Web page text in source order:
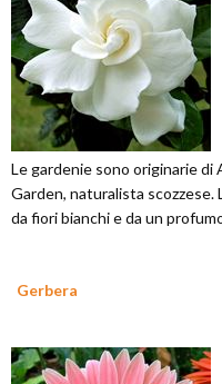
Le gardenie sono originarie di
Garden, naturalista
da fiori bianchi e da un
Gerbera